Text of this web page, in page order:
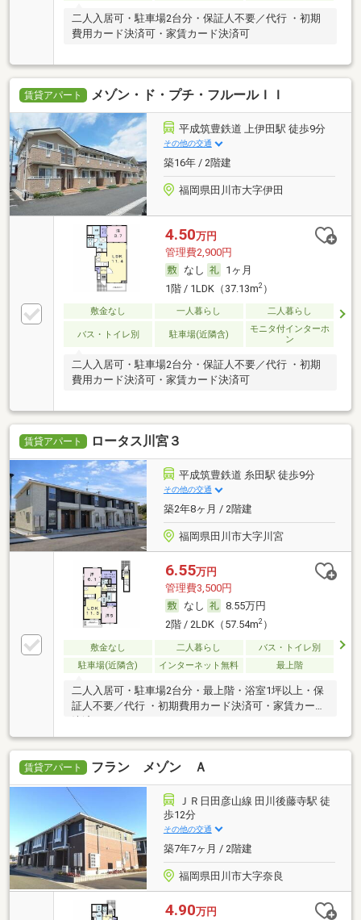
二人入居可・駐車場2台分・保証人不要／代行 ・初期
費用カード決済可・家賃カード決済可
賃貸アパート メゾン・ド・プチ・フルールＩＩ
平成筑豊鉄道 上伊田駅 徒歩9分
その他の交通
築16年 / 2階建
福岡県田川市大字伊田
4.50万円
管理費2,900円
なし
1ヶ月
1階 / 1LDK（37.13m2）
敷金なし 一人暮らし 二人暮らし
バス・トイレ別 駐車場(近隣含)
モニタ付インターホ
ン
二人入居可・駐車場2台分・保証人不要／代行 ・初期
費用カード決済可・家賃カード決済可
賃貸アパート ロータス川宮３
平成筑豊鉄道 糸田駅 徒歩9分
その他の交通
築2年8ヶ月 / 2階建
福岡県田川市大字川宮
6.55万円
管理費3,500円
なし
8.55万円
2階 / 2LDK（57.54m2）
敷金なし 二人暮らし
バス・トイレ別
駐車場(近隣含)
インターネット無料 最上階
二人入居可・駐車場2台分・最上階・浴室1坪以上・保
証人不要／代行 ・初期費用カード決済可・家賃カード
決済可
賃貸アパート フラン メゾン Ａ
ＪＲ日田彦山線 田川後藤寺駅 徒
歩12分
その他の交通
築7年7ヶ月 / 2階建
福岡県田川市大字奈良
4.90万円